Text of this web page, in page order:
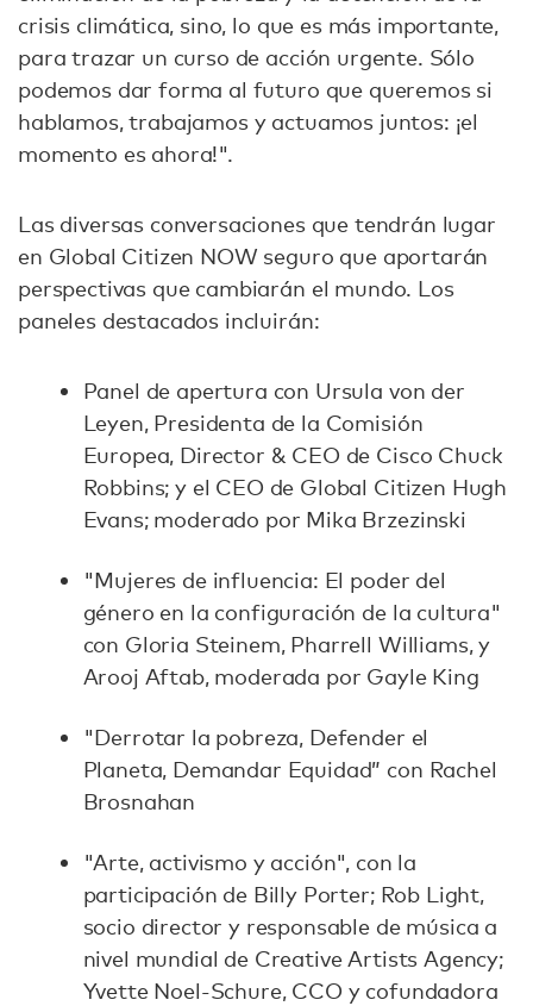
crisis climática, sino, lo que es más importante,
para trazar un curso de acción urgente. Sólo
podemos dar forma al futuro que queremos si
hablamos, trabajamos y actuamos juntos: ¡el
momento es ahora!".
Las diversas conversaciones que tendrán lugar
en Global Citizen NOW seguro que aportarán
perspectivas que cambiarán el mundo. Los
paneles destacados incluirán:
Panel de apertura con Ursula von der
Leyen, Presidenta de la Comisión
Europea, Director & CEO de Cisco Chuck
Robbins; y el CEO de Global Citizen Hugh
Evans; moderado por Mika Brzezinski
"Mujeres de influencia: El poder del
género en la configuración de la cultura"
con Gloria Steinem, Pharrell Williams, y
Arooj Aftab, moderada por Gayle King
"Derrotar la pobreza, Defender el
Planeta, Demandar Equidad” con Rachel
Brosnahan
"Arte, activismo y acción", con la
participación de Billy Porter; Rob Light,
socio director y responsable de música a
nivel mundial de Creative Artists Agency;
Yvette Noel-Schure, CCO y cofundadora